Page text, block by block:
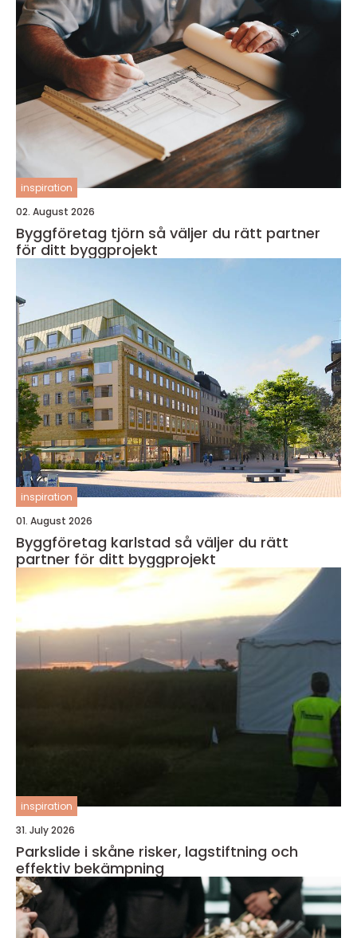
inspiration
02. August 2026
Byggföretag tjörn så väljer du rätt partner
för ditt byggprojekt
inspiration
01. August 2026
Byggföretag karlstad så väljer du rätt
partner för ditt byggprojekt
inspiration
31. July 2026
Parkslide i skåne risker, lagstiftning och
effektiv bekämpning